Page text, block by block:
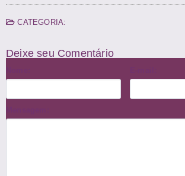
CATEGORIA:
Deixe seu Comentário